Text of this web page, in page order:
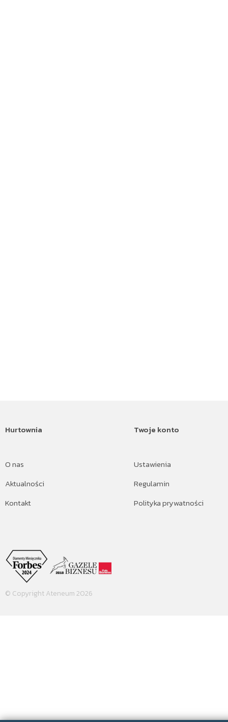
Hurtownia
O nas
Aktualności
Kontakt
Twoje konto
Ustawienia
Regulamin
Polityka prywatności
© Copyright Ateneum 2026